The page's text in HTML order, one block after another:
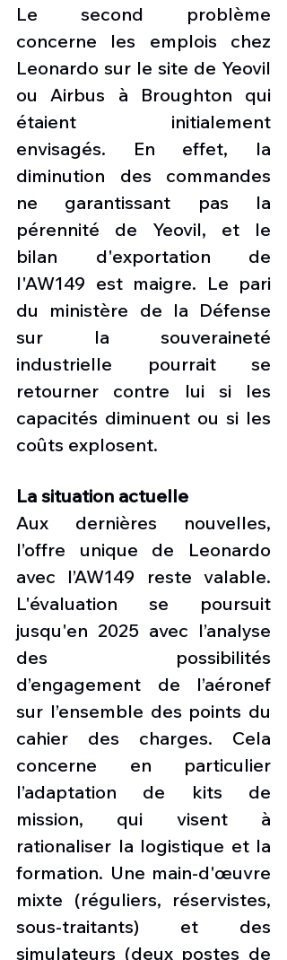
Le second problème
concerne les emplois chez
Leonardo sur le site de Yeovil
ou Airbus à Broughton qui
étaient initialement
envisagés. En effet, la
diminution des commandes
ne garantissant pas la
pérennité de Yeovil, et le
bilan d'exportation de
l'AW149 est maigre. Le pari
du ministère de la Défense
sur la souveraineté
industrielle pourrait se
retourner contre lui si les
capacités diminuent ou si les
coûts explosent.
La situation actuelle
Aux dernières nouvelles,
l’offre unique de Leonardo
avec l’AW149 reste valable.
L'évaluation se poursuit
jusqu'en 2025 avec l’analyse
des possibilités
d’engagement de l’aéronef
sur l’ensemble des points du
cahier des charges. Cela
concerne en particulier
l’adaptation de kits de
mission, qui visent à
rationaliser la logistique et la
formation. Une main-d'œuvre
mixte (réguliers, réservistes,
sous-traitants) et des
simulateurs (deux postes de